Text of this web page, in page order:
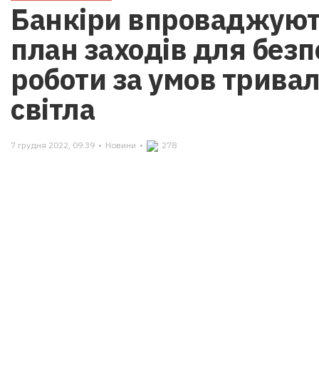
Банкіри
план заходів для
роботи за умов
світла
7 грудня 2022, 09:39 • Новини • 278